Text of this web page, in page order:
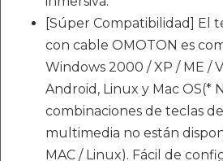
[Súper Compatibilidad] El
con cable OMOTON es
Windows 2000 / XP / ME /
Android, Linux y Mac OS(*
combinaciones de teclas
multimedia no están
MAC / Linux). Fácil de